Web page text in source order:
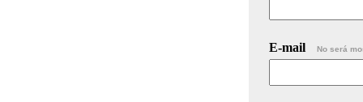
E-mail No será